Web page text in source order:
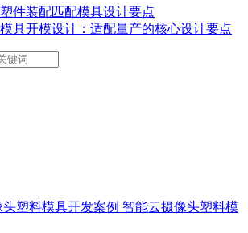
件装配匹配模具设计要点
具开模设计：适配量产的核心设计要点
智能云摄像头塑料模